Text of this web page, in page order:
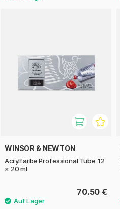
WINSOR & NEWTON
Acrylfarbe Professional Tube 12
× 20 ml
70.50 €